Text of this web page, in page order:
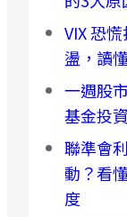
VIX 恐
盪，讀
一週股
基金投
聯準會
動？看
度